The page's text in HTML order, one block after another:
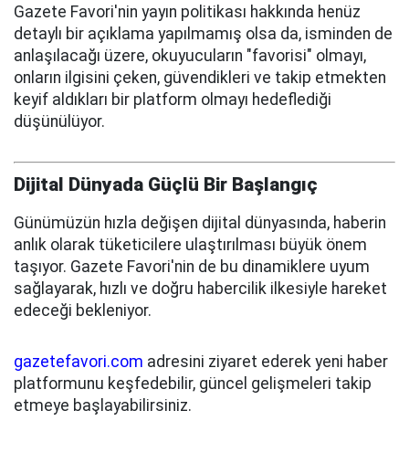
Gazete Favori'nin yayın politikası hakkında henüz
detaylı bir açıklama yapılmamış olsa da, isminden de
anlaşılacağı üzere, okuyucuların "favorisi" olmayı,
onların ilgisini çeken, güvendikleri ve takip etmekten
keyif aldıkları bir platform olmayı hedeflediği
düşünülüyor.
Dijital Dünyada Güçlü Bir Başlangıç
Günümüzün hızla değişen dijital dünyasında, haberin
anlık olarak tüketicilere ulaştırılması büyük önem
taşıyor. Gazete Favori'nin de bu dinamiklere uyum
sağlayarak, hızlı ve doğru habercilik ilkesiyle hareket
edeceği bekleniyor.
gazetefavori.com adresini ziyaret ederek yeni haber
platformunu keşfedebilir, güncel gelişmeleri takip
etmeye başlayabilirsiniz.